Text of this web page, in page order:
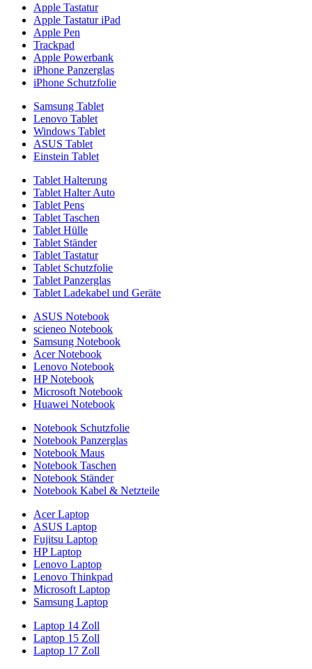
Apple Tastatur
Apple Tastatur iPad
Apple Pen
Trackpad
Apple Powerbank
iPhone Panzerglas
iPhone Schutzfolie
Samsung Tablet
Lenovo Tablet
Windows Tablet
ASUS Tablet
Einstein Tablet
Tablet Halterung
Tablet Halter Auto
Tablet Pens
Tablet Taschen
Tablet Hülle
Tablet Ständer
Tablet Tastatur
Tablet Schutzfolie
Tablet Panzerglas
Tablet Ladekabel und Geräte
ASUS Notebook
scieneo Notebook
Samsung Notebook
Acer Notebook
Lenovo Notebook
HP Notebook
Microsoft Notebook
Huawei Notebook
Notebook Schutzfolie
Notebook Panzerglas
Notebook Maus
Notebook Taschen
Notebook Ständer
Notebook Kabel & Netzteile
Acer Laptop
ASUS Laptop
Fujitsu Laptop
HP Laptop
Lenovo Laptop
Lenovo Thinkpad
Microsoft Laptop
Samsung Laptop
Laptop 14 Zoll
Laptop 15 Zoll
Laptop 17 Zoll